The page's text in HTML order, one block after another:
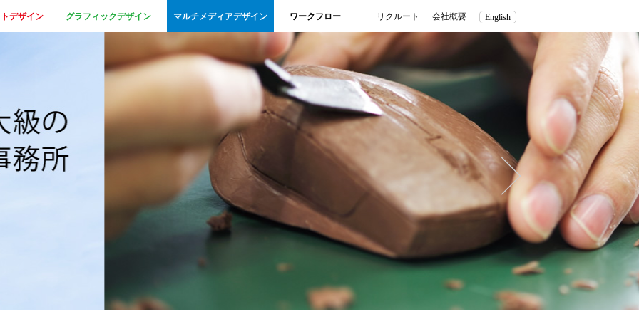
デザイン グラフィックデザイン マルチメディアデザイン ワークフロー リクルート 会社概要 English